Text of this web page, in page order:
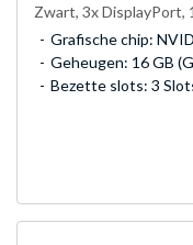
Zwart, 3x DisplayPort,
Grafische chip:
Geheugen: 16 GB
Bezette slots: 3